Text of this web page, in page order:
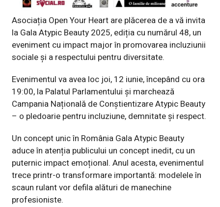
Asociația Open Your Heart are plăcerea de a vă invita
la Gala Atypic Beauty 2025, ediția cu numărul 48, un
eveniment cu impact major în promovarea incluziunii
sociale și a respectului pentru diversitate.
Evenimentul va avea loc joi, 12 iunie, începând cu ora
19:00, la Palatul Parlamentului și marchează
Campania Națională de Conștientizare Atypic Beauty
– o pledoarie pentru incluziune, demnitate și respect.
Un concept unic în România Gala Atypic Beauty
aduce în atenția publicului un concept inedit, cu un
puternic impact emoțional. Anul acesta, evenimentul
trece printr-o transformare importantă: modelele în
scaun rulant vor defila alături de manechine
profesioniste.